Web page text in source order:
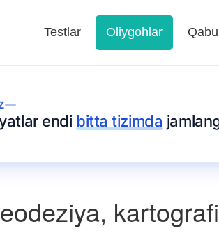
Testlar Oliygohlar
endi bitta tizimda